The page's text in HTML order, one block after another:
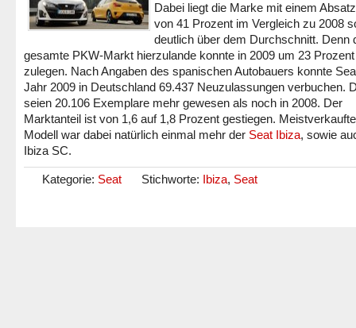
Dabei liegt die Marke mit einem
von 41 Prozent im Vergleich zu 2008
deutlich über dem Durchschnitt. Denn
gesamte PKW-Markt hierzulande konnte in 2009 um 23 Prozent
zulegen. Nach Angaben des spanischen Autobauers konnte
Jahr 2009 in Deutschland 69.437 Neuzulassungen verbuchen.
seien 20.106 Exemplare mehr gewesen als noch in 2008. Der
Marktanteil ist von 1,6 auf 1,8 Prozent gestiegen.
Modell war dabei natürlich einmal mehr der Seat Ibiza, sowie
Ibiza SC.
Kategorie: Seat Stichworte: Ibiza, Seat